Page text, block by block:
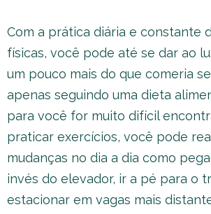
Com a prática diária e constante
físicas, você pode até se dar ao
um pouco mais do que comeria
apenas seguindo uma dieta
para você for muito difícil
praticar exercícios, você pode
mudanças no dia a dia como
invés do elevador, ir a pé para o
estacionar em vagas mais